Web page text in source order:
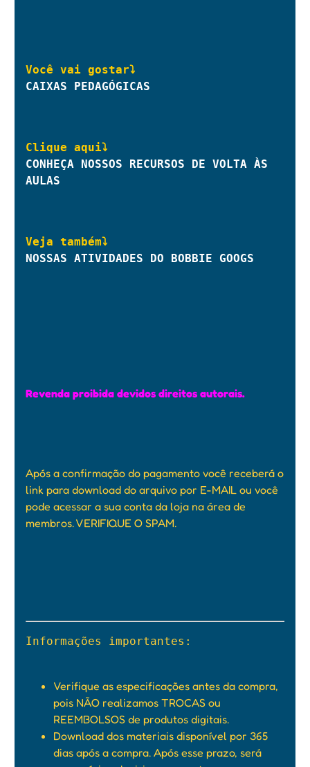
Você vai gostar⤵
CAIXAS PEDAGÓGICAS
Clique aqui⤵
CONHEÇA NOSSOS RECURSOS DE VOLTA ÀS
AULAS
NOSSAS ATIVIDADES DO BOBBIE GOOGS
Revenda proibida devidos direitos autorais.
Após a confirmação do pagamento você receberá o
link para download do arquivo por E-MAIL ou você
pode acessar a sua conta da loja na área de
membros. VERIFIQUE O SPAM.
Informações importantes:
Verifique as especificações antes da compra,
pois NÃO realizamos TROCAS ou
REEMBOLSOS de produtos digitais.
Download dos materiais disponível por 365
dias após a compra. Após esse prazo, será